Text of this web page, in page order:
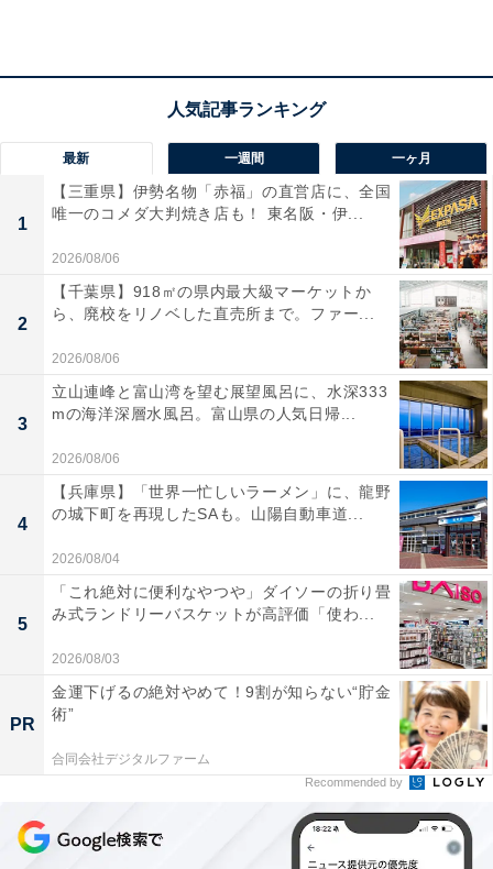
tower ポリ袋エコホルダー（出典：楽天市場）
ポリ袋をひっかけるだけでゴミ箱が完成。ペットボトル
の乾燥やレシピ本の立て掛けなどにも便利です。使わな
いときは折り畳んで収納できます。
＞楽天市場で見る
水が流れるスポンジ＆ボトルホルダー
最新 一週間 一ヶ月
1
【三重県】伊勢名物「赤福」の直営店に、全国
唯一のコメダ大判焼き店も！ 東名阪・伊...
2026/08/06
2
【千葉県】918㎡の県内最大級マーケットか
ら、廃校をリノベした直売所まで。ファー...
2026/08/06
3
立山連峰と富山湾を望む展望風呂に、水深333
mの海洋深層水風呂。富山県の人気日帰...
2026/08/06
4
【兵庫県】「世界一忙しいラーメン」に、龍野
の城下町を再現したSAも。山陽自動車道...
2026/08/04
5
「これ絶対に便利なやつや」ダイソーの折り畳
み式ランドリーバスケットが高評価「使わ...
2026/08/03
PR
金運下げるの絶対やめて！9割が知らない“貯金
術”
合同会社デジタルファーム
Recommended by